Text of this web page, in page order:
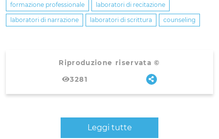
formazione professionale laboratori di recitazione
laboratori di narrazione laboratori di scrittura counseling
Riproduzione riservata ©
3281
Leggi tutte